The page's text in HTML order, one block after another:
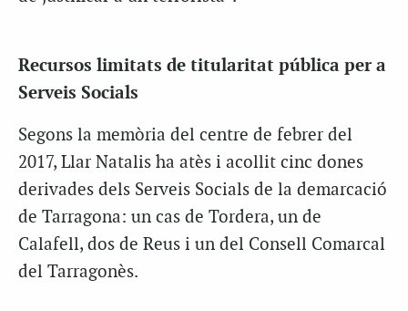
Recursos limitats de titularitat pública per a
Serveis Socials
Segons la memòria del centre de febrer del
2017, Llar Natalis ha atès i acollit cinc dones
derivades dels Serveis Socials de la demarcació
de Tarragona: un cas de Tordera, un de
Calafell, dos de Reus i un del Consell Comarcal
del Tarragonès.